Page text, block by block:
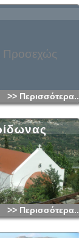
Προσεχώς
>> Περισσότερα...
>> Περισσότερα...